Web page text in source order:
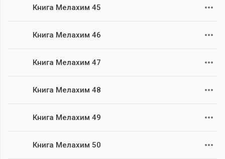
Книга Мелахим 45
Книга Мелахим 46
Книга Мелахим 47
Книга Мелахим 48
Книга Мелахим 49
Книга Мелахим 50